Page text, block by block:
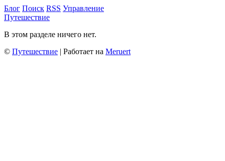
Блог Поиск RSS Управление
Путешествие
В этом разделе ничего нет.
© Путешествие | Работает на Meruert